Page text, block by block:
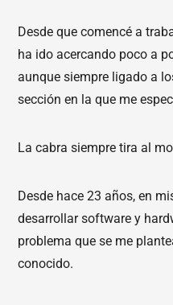
Desde que comencé a
ha ido acercando poco a
aunque siempre ligado a
sección en la que me
La cabra siempre tira al
Desde hace 23 años, en
desarrollar software y
problema que se me
conocido.